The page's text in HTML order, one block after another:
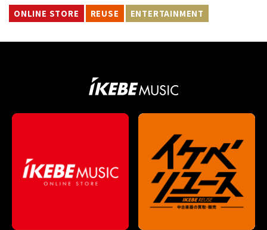
ONLINE STORE REUSE ENTERTAINMENT